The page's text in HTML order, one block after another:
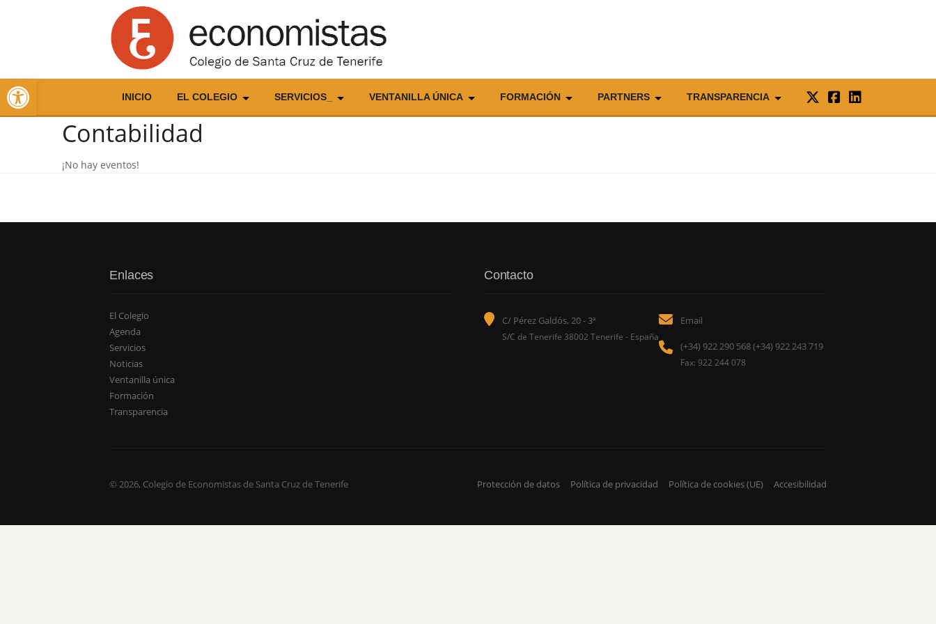
INICIO EL COLEGIO SERVICIOS_ VENTANILLA ÚNICA FORMACIÓN PARTNERS TRANSPARENCIA
Contabilidad
¡No hay eventos!
Enlaces
El Colegio
Agenda
Servicios
Noticias
Ventanilla única
Formación
Transparencia
Contacto
C/ Pérez Galdós, 20 - 3ª
S/C de Tenerife 38002 Tenerife - España
Email
(+34) 922 290 568 (+34) 922 243 719
Fax: 922 244 078
© 2026, Colegio de Economistas de Santa Cruz de Tenerife Protección de datos Política de privacidad Política de cookies (UE) Accesibilidad
Abrir barra de herramientas